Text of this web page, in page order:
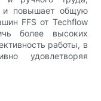
и повышает общую
FFS от Techflow
более высоких
работы, в
удовлетворяя